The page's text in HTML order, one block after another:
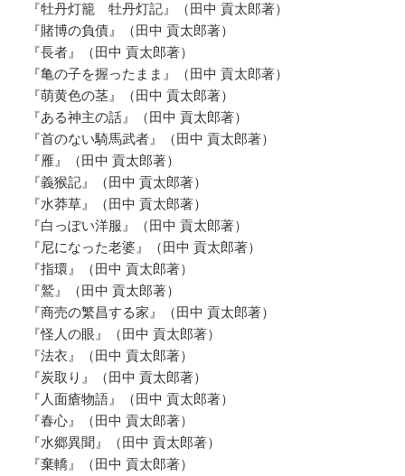
『牡丹灯籠 牡丹灯記』（田中 貢太郎著）
『賭博の負債』（田中 貢太郎著）
『長者』（田中 貢太郎著）
『亀の子を握ったまま』（田中 貢太郎著）
『萌黄色の茎』（田中 貢太郎著）
『ある神主の話』（田中 貢太郎著）
『首のない騎馬武者』（田中 貢太郎著）
『雁』（田中 貢太郎著）
『義猴記』（田中 貢太郎著）
『水莽草』（田中 貢太郎著）
『白っぽい洋服』（田中 貢太郎著）
『尼になった老婆』（田中 貢太郎著）
『指環』（田中 貢太郎著）
『鷲』（田中 貢太郎著）
『商売の繁昌する家』（田中 貢太郎著）
『怪人の眼』（田中 貢太郎著）
『法衣』（田中 貢太郎著）
『炭取り』（田中 貢太郎著）
『人面瘡物語』（田中 貢太郎著）
『春心』（田中 貢太郎著）
『水郷異聞』（田中 貢太郎著）
『棄轎』（田中 貢太郎著）